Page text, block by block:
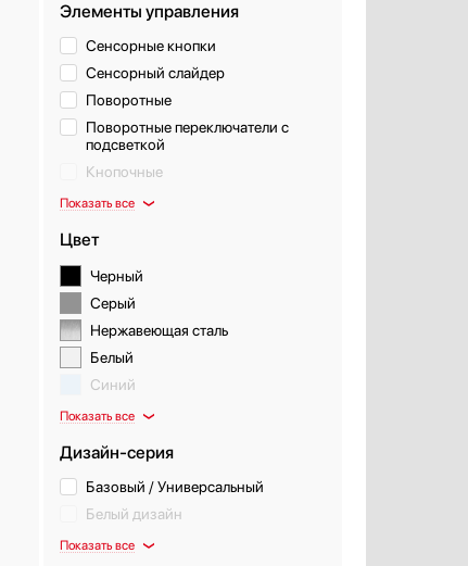
Элементы управления
Сенсорные кнопки
Сенсорный слайдер
Поворотные
Поворотные переключатели с
подсветкой
Кнопочные
Показать все
Цвет
Черный
Серый
Нержавеющая сталь
Белый
Синий
Показать все
Дизайн-серия
Базовый / Универсальный
Белый дизайн
Показать все